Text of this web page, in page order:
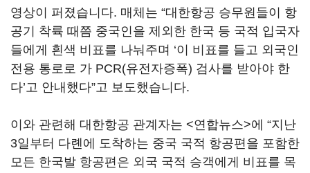
영상이 퍼졌습니다. 매체는 “대한항공 승무원들이 항
공기 착륙 때쯤 중국인을 제외한 한국 등 국적 입국자
들에게 흰색 비표를 나눠주며 ‘이 비표를 들고 외국인
전용 통로로 가 PCR(유전자증폭) 검사를 받아야 한
다’고 안내했다”고 보도했습니다.
이와 관련해 대한항공 관계자는 <연합뉴스>에 “지난
3일부터 다롄에 도착하는 중국 국적 항공편을 포함한
모든 한국발 항공편은 외국 국적 승객에게 비표를 목